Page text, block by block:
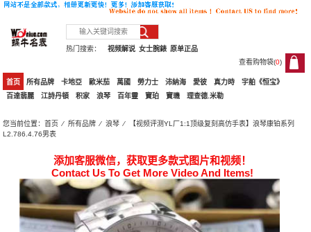
热门搜索： 原单正品
女士腕錶
视频解说
查看购物袋(0)
0
首页 所有品牌 卡地亞 歐米茄 萬國 勞力士 沛納海 愛彼 真力時
宇舶《恒宝》
百達翡麗
江詩丹頓 积家 浪琴 百年靈 寶珀 寶璣 理查德.米勒
您当前位置：首页 ⁄所有品牌 ⁄浪琴 ⁄ 【视频评测YL厂1:1顶级复刻高仿手表】浪琴康铂系列
L2.786.4.76男表
添加客服微信，获取更多款式图片和视频！
Contact Us To Get More Video And Items!